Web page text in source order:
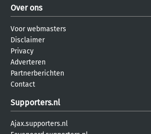
Over ons
Voor webmasters
Disclaimer
Privacy
Adverteren
Partnerberichten
Contact
Supporters.nl
Ajax.supporters.nl